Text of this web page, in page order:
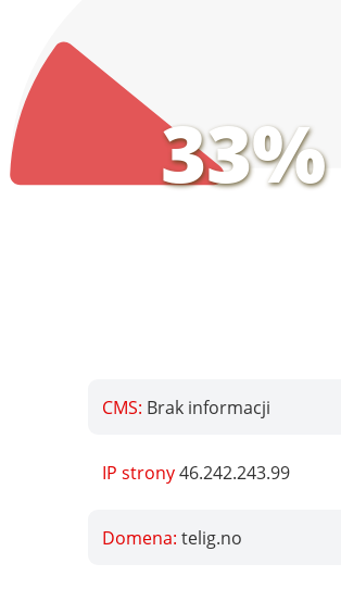
33%
CMS: Brak informacji
IP strony46.242.243.99
Domena:telig.no